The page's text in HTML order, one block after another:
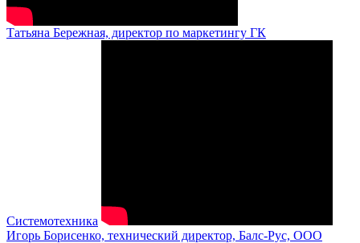
Татьяна Бережная, директор по маркетингу ГК
Системотехника
Игорь Борисенко, технический директор, Балс-Рус, ООО